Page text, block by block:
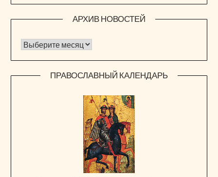
АРХИВ НОВОСТЕЙ
Архив новостей
ПРАВОСЛАВНЫЙ КАЛЕНДАРЬ